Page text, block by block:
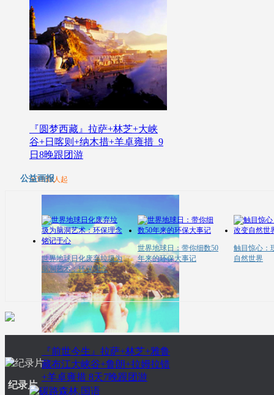
『圆梦西藏』拉萨+林芝+大峡
谷+日喀则+纳木措+羊卓雍措_9
日8晚跟团游
￥5100/人起
『前世今生』拉萨+林芝+雅鲁
藏布江大峡谷+鲁朗+拉姆拉错
+羊卓雍措 8天7晚跟团游
公益画报
世界地球日化废弃垃圾为
脑洞艺术：环保理念
世界地球日：带你细数50
年来的环保大事记
触目惊心：
自然世界
李冰冰携众明星助力环
保，号召保护野生动物
纪录片